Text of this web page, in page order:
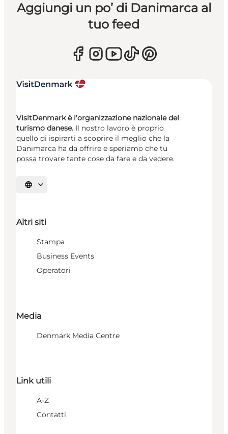
Aggiungi un po’ di Danimarca al
tuo feed
VisitDenmark è l’organizzazione nazionale del
turismo danese. Il nostro lavoro è proprio
quello di ispirarti a scoprire il meglio che la
Danimarca ha da offrire e speriamo che tu
possa trovare tante cose da fare e da vedere.
Seleziona la lingua
Altri siti
Stampa
Business Events
Operatori
Media
Denmark Media Centre
Link utili
A-Z
Contatti